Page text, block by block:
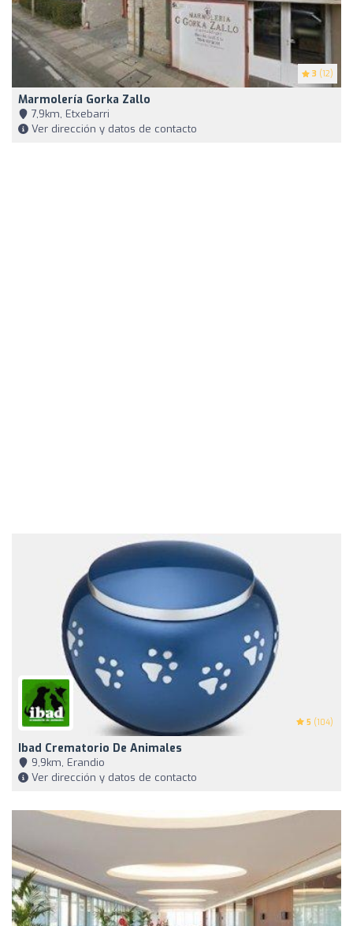
3 (12)
Marmolería Gorka Zallo
7,9km, Etxebarri
Ver dirección y datos de contacto
5 (104)
Ibad Crematorio De Animales
9,9km, Erandio
Ver dirección y datos de contacto